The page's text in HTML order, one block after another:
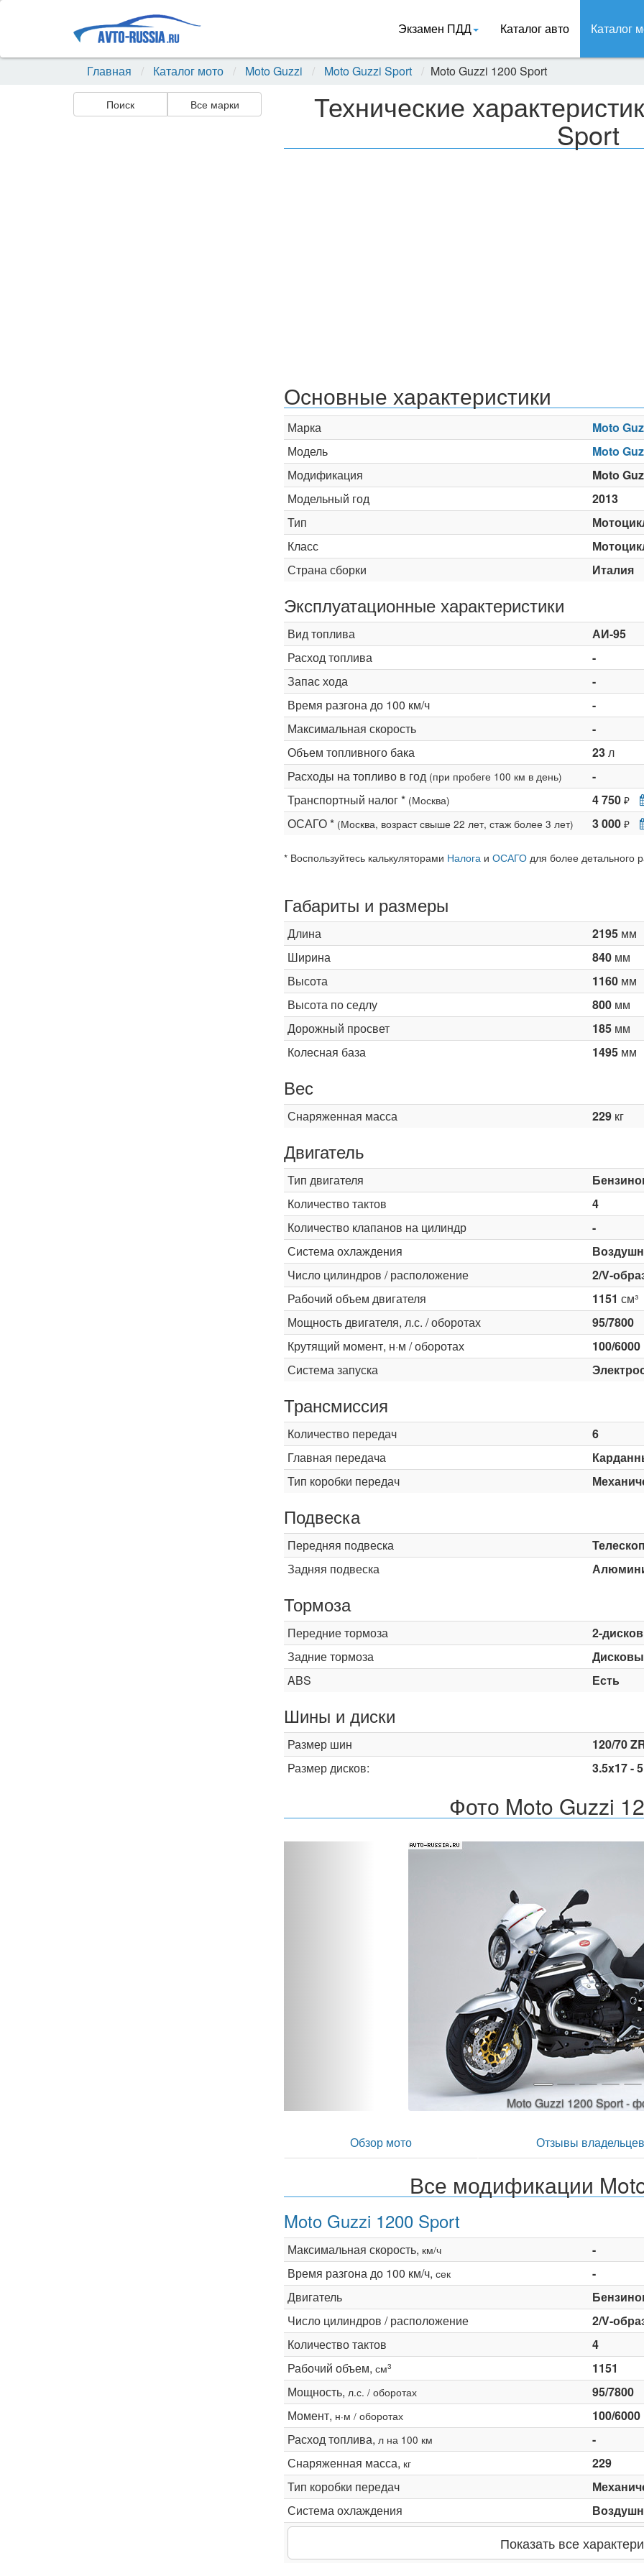
Экзамен ПДД Каталог авто Каталог
Главная Каталог мото Moto Guzzi Moto Guzzi Sport Moto Guzzi 1200 Sport
Поиск Все марки Технические
Sport
Основные характеристики
Марка
Moto
Модель
Moto
Модификация
Moto
Модельный год
2013
Тип
Класс
Страна сборки
Италия
Эксплуатационные характеристики
Вид топлива
АИ-95
Расход топлива
-
Запас хода
-
Время разгона до 100 км/ч
-
Максимальная скорость
-
Объем топливного бака
23л
Расходы на топливо в год (при пробеге 100 км в день)
-
Транспортный налог * (Москва) 4 750 ₽
ОСАГО * (Москва, возраст свыше 22 лет, стаж более 3 лет) 3 000 ₽
* Воспользуйтесь калькуляторами Налогаи ОСАГОдля более детального
Габариты и размеры
Длина 2195мм
Ширина
840мм
Высота
1160мм
Высота по седлу
800мм
Дорожный просвет
185мм
Колесная база
1495мм
Вес
Снаряженная масса 229кг
Двигатель
Тип двигателя
Количество тактов
4
Количество клапанов на цилиндр
-
Система охлаждения
Число цилиндров / расположение
2/V-
Рабочий объем двигателя
1151 см³
Мощность двигателя, л.с. / оборотах
95/7800
Крутящий момент, н·м / оборотах
100/6000
Система запуска
Трансмиссия
Количество передач
6
Главная передача
Тип коробки передач
Подвеска
Передняя подвеска
Задняя подвеска
Тормоза
Передние тормоза
2-
Задние тормоза
ABS
Есть
Шины и диски
Размер шин
120/70
Размер дисков:
3.5x17 -
Фото Moto Guzzi
Moto Guzzi 1200 Sport -
Обзор мото Отзывы владельцев
Все модификации
Moto Guzzi 1200 Sport
Максимальная скорость, км/ч
-
Время разгона до 100 км/ч, сек
-
Двигатель
Число цилиндров / расположение
2/V-
Количество тактов
4
Рабочий объем, см3
1151
Мощность, л.с. / оборотах
95/7800
Момент, н·м / оборотах
100/6000
Расход топлива, л на 100 км
-
Снаряженная масса, кг
229
Тип коробки передач
Система охлаждения
Показать все